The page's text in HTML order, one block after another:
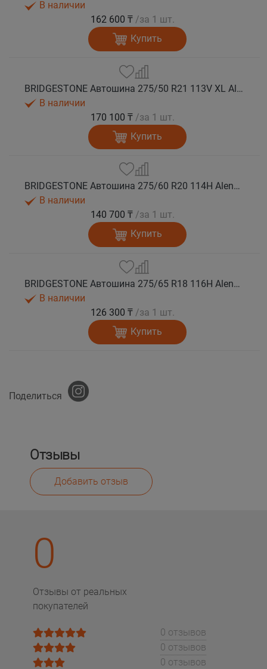
В наличии
162 600 ₸ /за 1 шт.
Купить
BRIDGESTONE Автошина 275/50 R21 113V XL Alenza 001 лето
В наличии
170 100 ₸ /за 1 шт.
Купить
BRIDGESTONE Автошина 275/60 R20 114H Alenza 001 лето
В наличии
140 700 ₸ /за 1 шт.
Купить
BRIDGESTONE Автошина 275/65 R18 116H Alenza 001 лето
В наличии
126 300 ₸ /за 1 шт.
Купить
Поделиться
Отзывы
Добавить отзыв
0
Отзывы от реальных
покупателей
0 отзывов
0 отзывов
0 отзывов